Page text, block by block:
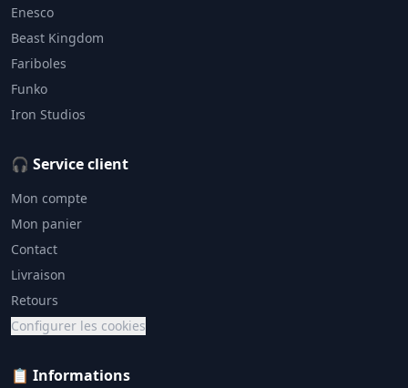
Enesco
Beast Kingdom
Fariboles
Funko
Iron Studios
🎧 Service client
Mon compte
Mon panier
Contact
Livraison
Retours
Configurer les cookies
📋 Informations